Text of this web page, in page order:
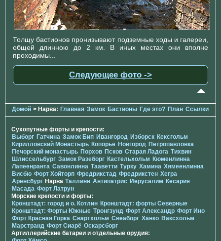
Толщу бастионов пронизывают подземные ходы и галереи,
общей длинною до 2 км. В иных местах они вполне
проходимы...
Следующее фото ->
Домой > Нарва: Главная Замок Бастионы Где это? План Ссылки
Сухопутные форты и крепости:
Выборг Гатчина Замок Бип Ивангород Изборск Кексгольм
Кирилловский Монастырь Копорье Новгород Петропавловка
Печорcкий монастырь Порхов Псков Старая Ладога Тихвин
Шлиссельбург Замок Разеборг Кастельхольм Кюменлинна
Лапеенранта Савонлинна Тааветти Турку Хамина Хямеенлинна
Висбю Форт Хойторп Фредрикстад Фредрикстен Хегра
Аренсбург Нарва Таллинн Антипатрис Иерусалим Кесария
Масада Форт Латрун
Морские крепости и форты:
Кронштадт: город и о. Котлин Кронштадт: форты Северные
Кронштадт: Форты Южные Тронгзунд Форт Александр Форт Ино
Форт Красная Горка Свартхольм Свеаборг Ханко Ваксхольм
Марстранд Форт Сиарё Оскарсборг
Артиллерийские батареи и отдельные орудия: